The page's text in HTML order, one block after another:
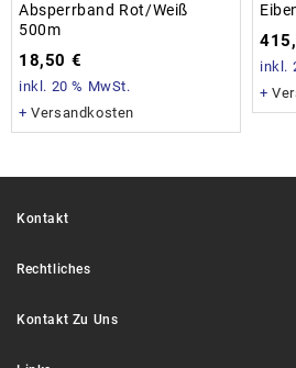
Absperrband Rot/weiß
500m
18,50 €
inkl. 20 % MwSt.
+Versandkosten
inkl.
+
Kontakt
Rechtliches
Kontakt Zu Uns